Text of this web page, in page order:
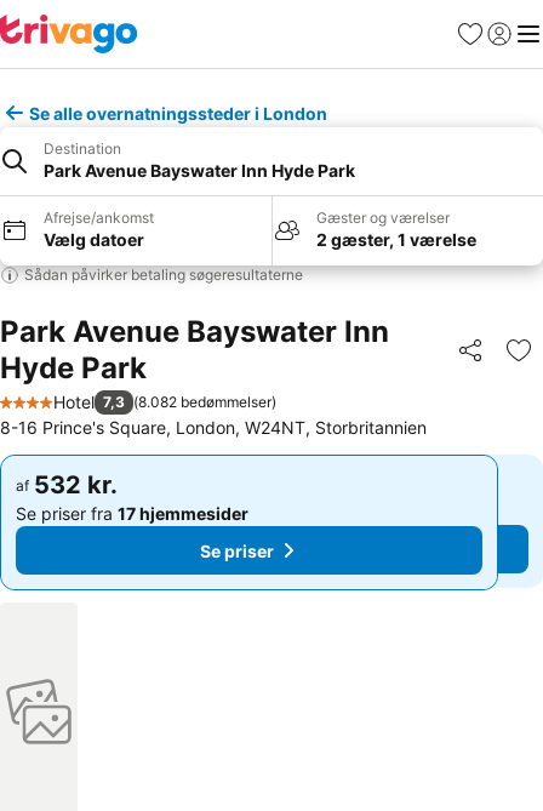
Favoritter
Log ind
Se alle overnatningssteder i London
Destination
Park Avenue Bayswater Inn Hyde Park
Afrejse/ankomst
Vælg datoer
Gæster og værelser
2 gæster, 1 værelse
Sådan påvirker betaling søgeresultaterne
Park Avenue Bayswater Inn
Hyde Park
Del
4 Stjerner
Hotel 7,3 (8.082 bedømmelser)
8-16 Prince's Square, London, W24NT, Storbritannien
af 532 kr.
Se priser fra 17 hjemmesider
Se priser
af 532 kr.
Se priser fra 17 hjemmesider
Se priser